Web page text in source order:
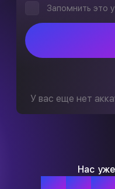
Нас
Запомнить это
У вас еще нет